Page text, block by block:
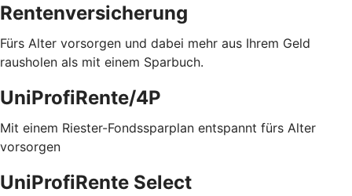
Rentenversicherung
Fürs Alter vorsorgen und dabei mehr aus Ihrem Geld
rausholen als mit einem Sparbuch.
UniProfiRente/4P
Mit einem Riester-Fondssparplan entspannt fürs Alter
vorsorgen
UniProfiRente Select